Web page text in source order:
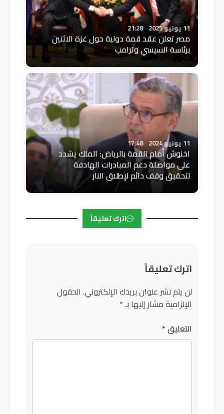
11 يونيو 2025 21:28
مصر تعلن عقد قمة دولية حول غزة الاثنين
برئاسة السيسي وترامب
11 يونيو 2024 17:48
اخنوش أمام القمة بالرياض: الملك يشدد
على مواصلة دعم المبادرات الهادفة
لتحقيق وقف دائم لإطلاق النار
اترك تعليقاً
اترك تعليقاً
لن يتم نشر عنوان بريدك الإلكتروني. الحقول
الإلزامية مشار إليها بـ*
التعليق*